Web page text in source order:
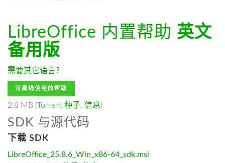
LibreOffice 内置帮助 英文
备用版
需要其它语言？
可离线使用的帮助
2.8 MB (Torrent 种子, 信息)
SDK 与源代码
下载 SDK
LibreOffice_25.8.6_Win_x86-64_sdk.msi